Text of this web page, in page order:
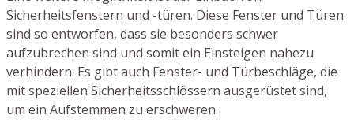
Sicherheitsfenstern und -türen. Diese Fenster und Türen
sind so entworfen, dass sie besonders schwer
aufzubrechen sind und somit ein Einsteigen nahezu
verhindern. Es gibt auch Fenster- und Türbeschläge, die
mit speziellen Sicherheitsschlössern ausgerüstet sind,
um ein Aufstemmen zu erschweren.